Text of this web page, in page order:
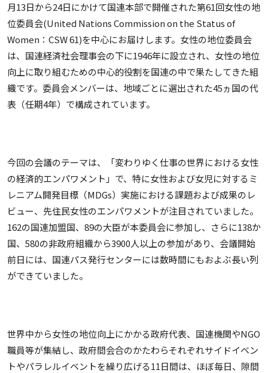
月13日から24日にかけて国連本部で開催された第61回女性の地
位委員会(United Nations Commission on the Status of
Women：CSW 61)を中心にお届けします。女性の地位委員会
は、国連経済社会理事会の下に1946年に設立され、女性の地位
向上に取り組むための中心的役割を国連の中で果たしてきた組
織です。委員会メンバーは、地域ごとに選出された45ヵ国の代
表（任期4年）で構成されています。
今回の会議のテーマは、「変わりゆく仕事の世界における女性
の経済的エンパワメント」で、特に女性および女児に対するミ
レニアム開発目標（MDGs）実施における課題および成果のレ
ビュー、先住民女性のエンパワメントが注目されていました。
162の国連加盟国、89の大臣が本委員会に参加し、さらに138か
国、580の非政府組織から3900人以上の参加があり、会議開始
前日には、国連パス発行センターには数時間にもおよぶ長い列
ができていました。
世界中から女性の地位向上にかかる政府代表、国連機関やNGO
職員等が集結し、政府間会合のかたわらそれぞれサイドイベン
トやパラレルイベントを繰り広げる11日間は、ほぼ毎日、隙間